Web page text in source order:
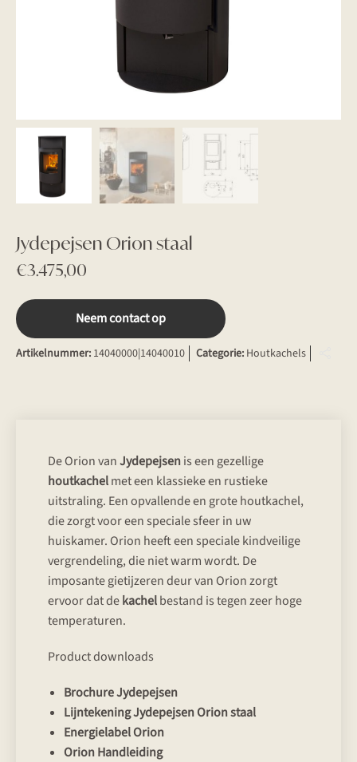
Jydepejsen Orion staal
€3.475,00
Neem contact op
Artikelnummer: 14040000|14040010 Categorie: Houtkachels
De Orion vanJydepejsenis een gezellige
houtkachelmet een klassieke en rustieke
uitstraling. Een opvallende en grote houtkachel,
die zorgt voor een speciale sfeer in uw
huiskamer. Orion heeft een speciale kindveilige
vergrendeling, die niet warm wordt. De
imposante gietijzeren deur van Orion zorgt
ervoor dat dekachelbestand is tegen zeer hoge
temperaturen.
Product downloads
Brochure Jydepejsen
Lijntekening Jydepejsen Orion staal
Energielabel Orion
Orion Handleiding